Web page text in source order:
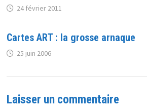
24 février 2011
Cartes ART : la grosse arnaque
25 juin 2006
Laisser un commentaire